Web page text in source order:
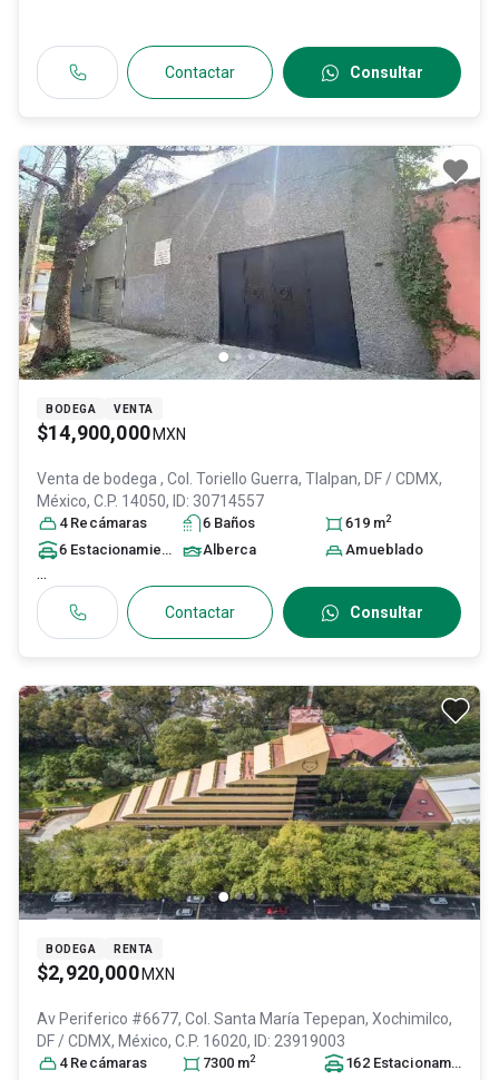
Contactar Consultar
BODEGA VENTA
$14,900,000 MXN
Venta de bodega , Col. Toriello Guerra, Tlalpan, DF / CDMX,
México, C.P. 14050, ID: 30714557
4 Recámaras 6 Baños 619 m2
6 Estacionamiento s Alberca Amueblado
...
Contactar Consultar
BODEGA RENTA
$2,920,000 MXN
Av Periferico #6677, Col. Santa María Tepepan, Xochimilco,
DF / CDMX, México, C.P. 16020, ID: 23919003
4 Recámaras 7300 m2 162 Estacionamiento